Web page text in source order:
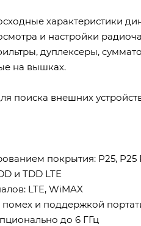
характеристики
и настройки
дуплексеры,
на вышках.
внешних
покрытия: P25, P25
и TDD LTE
LTE, WiMAX
и поддержкой
до 6 ГГц